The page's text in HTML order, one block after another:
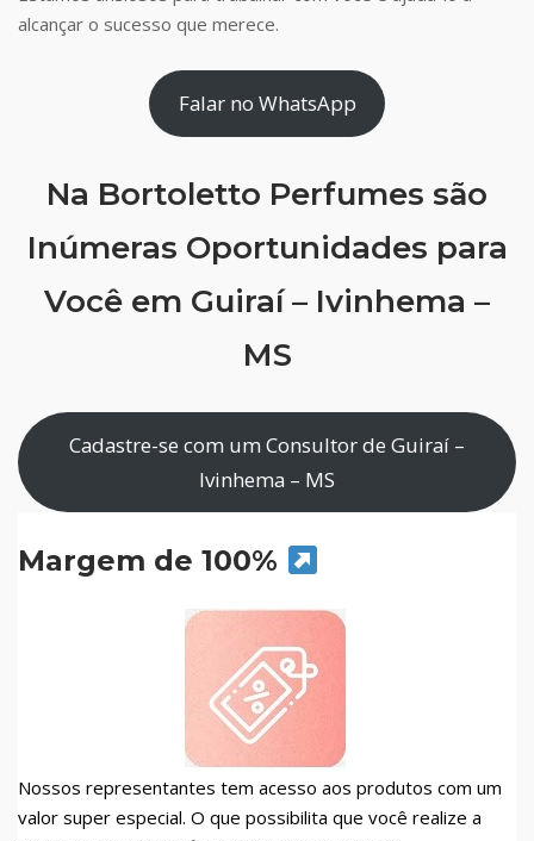
alcançar o sucesso que merece.
Falar no WhatsApp
Na Bortoletto Perfumes são
Inúmeras Oportunidades para
Você em Guiraí – Ivinhema –
MS
Cadastre-se com um Consultor de Guiraí –
Ivinhema – MS
Margem de 100%
Nossos representantes tem acesso aos produtos com um
valor super especial. O que possibilita que você realize a